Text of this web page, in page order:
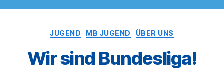
Kategorien
JUGEND MB JUGEND ÜBER UNS
Wir sind Bundesliga!